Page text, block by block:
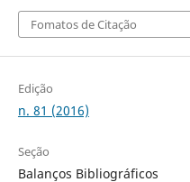
Fomatos de Citação
Edição
n. 81 (2016)
Seção
Balanços Bibliográficos